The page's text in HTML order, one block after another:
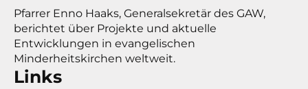
Pfarrer Enno Haaks, Generalsekretär des GAW,
berichtet über Projekte und aktuelle
Entwicklungen in evangelischen
Minderheitskirchen weltweit.
Links